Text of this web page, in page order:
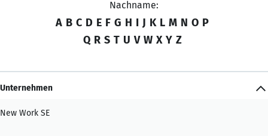
Nachname:
A B C D E F G H I J K L M N O P
Q R S T U V W X Y Z
Unternehmen
New Work SE